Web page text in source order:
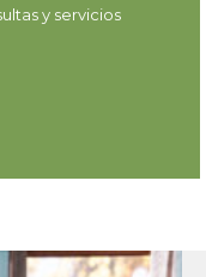
y servicios